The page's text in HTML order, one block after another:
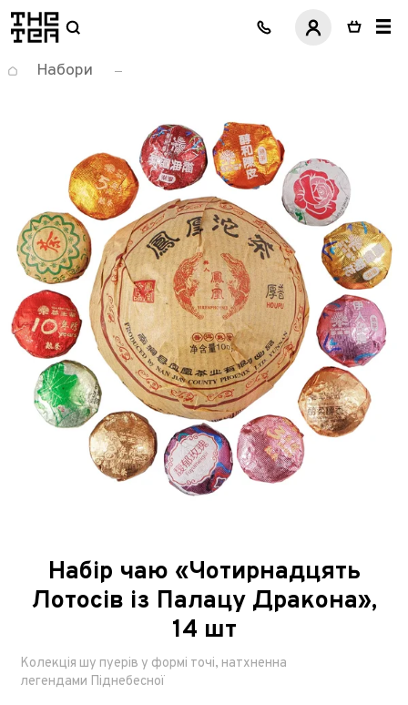
логотип
Набори
Набір чаю «Чотирнадцять
Лотосів із Палацу Дракона»,
14 шт
Колекція шу пуерів у формі точі, натхненна
легендами Піднебесної